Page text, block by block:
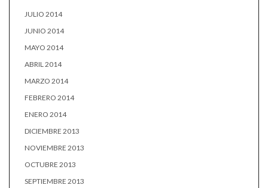
JULIO 2014
JUNIO 2014
MAYO 2014
ABRIL 2014
MARZO 2014
FEBRERO 2014
ENERO 2014
DICIEMBRE 2013
NOVIEMBRE 2013
OCTUBRE 2013
SEPTIEMBRE 2013